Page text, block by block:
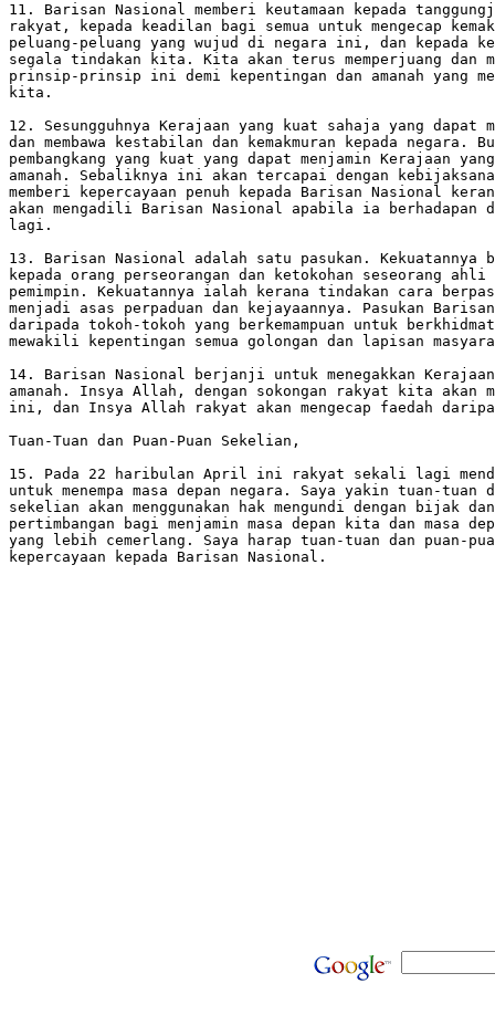
11. Barisan Nasional memberi keutamaan kepada
rakyat, kepada keadilan bagi semua untuk mengecap
peluang-peluang yang wujud di negara ini, dan kepada
segala tindakan kita. Kita akan terus memperjuang dan
prinsip-prinsip ini demi kepentingan dan amanah yang
kita.
12. Sesungguhnya Kerajaan yang kuat sahaja yang dapat
dan membawa kestabilan dan kemakmuran kepada negara.
pembangkang yang kuat yang dapat menjamin Kerajaan
amanah. Sebaliknya ini akan tercapai dengan
memberi kepercayaan penuh kepada Barisan Nasional
akan mengadili Barisan Nasional apabila ia berhadapan
lagi.
13. Barisan Nasional adalah satu pasukan. Kekuatannya
kepada orang perseorangan dan ketokohan seseorang ahli
pemimpin. Kekuatannya ialah kerana tindakan cara
menjadi asas perpaduan dan kejayaannya. Pasukan
daripada tokoh-tokoh yang berkemampuan untuk
mewakili kepentingan semua golongan dan lapisan
14. Barisan Nasional berjanji untuk menegakkan
amanah. Insya Allah, dengan sokongan rakyat kita
ini, dan Insya Allah rakyat akan mengecap faedah
Tuan-Tuan dan Puan-Puan Sekelian,
15. Pada 22 haribulan April ini rakyat sekali lagi
untuk menempa masa depan negara. Saya yakin tuan-tuan
sekelian akan menggunakan hak mengundi dengan bijak
pertimbangan bagi menjamin masa depan kita dan masa
yang lebih cemerlang. Saya harap tuan-tuan dan puan-
kepercayaan kepada Barisan Nasional.